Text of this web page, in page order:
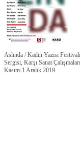
Aslında / Kadın Yazısı
Sergisi, Karşı Sanat
Kasım-1 Aralık 2019